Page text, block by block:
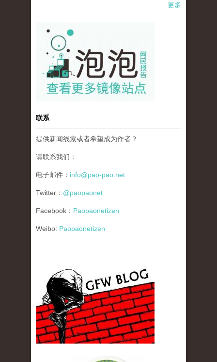
更多
pao-pao-banner-mirror-site-120814.jpg
联系
提供新闻线索或者希望成为作者？
请联系我们：
电子邮件： info@pao-pao.net
Twitter： @paopaonet
Facebook： Paopaonetizen
Weibo: Paopaonetizen
gfw_blog_small.jpg